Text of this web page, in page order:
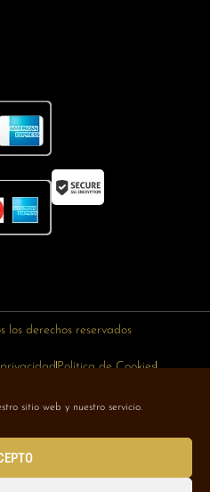
sitio web y nuestro servicio.
los derechos reservados
Política de Cookies